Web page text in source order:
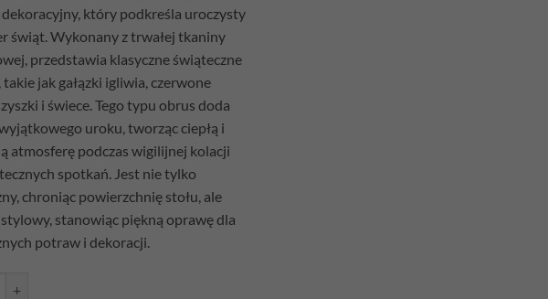
który podkreśla uroczysty
świąt. Wykonany z trwałej tkaniny
przedstawia klasyczne świąteczne
jak gałązki igliwia, czerwone
i świece. Tego typu obrus doda
uroku, tworząc ciepłą i
atmosferę podczas wigilijnej kolacji
spotkań. Jest nie tylko
chroniąc powierzchnię stołu, ale
stanowiąc piękną oprawę dla
potraw i dekoracji.